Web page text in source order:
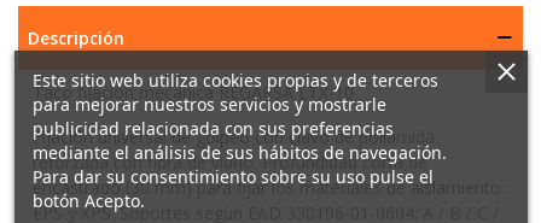
Descripción
Taco fijación mecánica REGARSA LTX-10
Fijación universal de golpeo con clavo de poliamida
reforzada con fibra de vidrio. Profundidad corta de
encastrado (30 mm) para fijar los materiales de aislamiento:
EPS y XPS. Soportes según EAD 330196-01-0604: A / B / C /
Este sitio web utiliza cookies propias y de terceros
para mejorar nuestros servicios y mostrarle
publicidad relacionada con sus preferencias
mediante el análisis de sus hábitos de navegación.
Para dar su consentimiento sobre su uso pulse el
botón Acepto.